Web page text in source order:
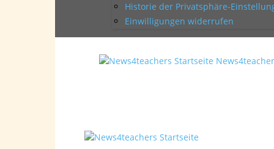
Historie der Privatsphäre-
Einwilligungen widerrufen